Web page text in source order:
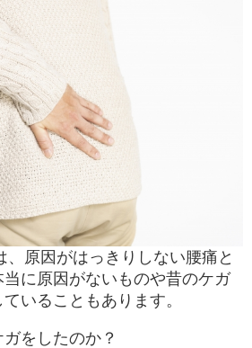
、原因がはっきりしない腰痛と
当に原因がないものや昔のケガ
いることもあります。
をしたのか？